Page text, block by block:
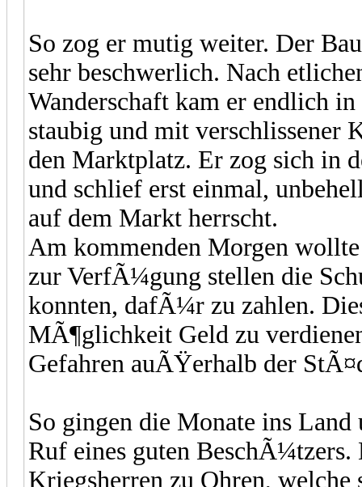
So zog er mutig weiter. Der
sehr beschwerlich. Nach
Wanderschaft kam er endlich
staubig und mit verschlissener
den Marktplatz. Er zog sich in
und schlief erst einmal,
auf dem Markt herrscht.
Am kommenden Morgen
zur VerfÃ¼gung stellen die
konnten, dafÃ¼r zu zahlen.
MÃ¶glichkeit Geld zu
Gefahren auÃŸerhalb der
So gingen die Monate ins Land
Ruf eines guten BeschÃ¼tzers.
Kriegsherren zu Ohren,